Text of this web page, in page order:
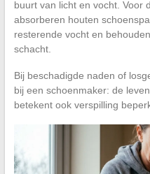
buurt van licht en vocht. Voor
absorberen houten
resterende vocht en
schacht.
Bij beschadigde naden of
bij een schoenmaker: de
betekent ook verspilling